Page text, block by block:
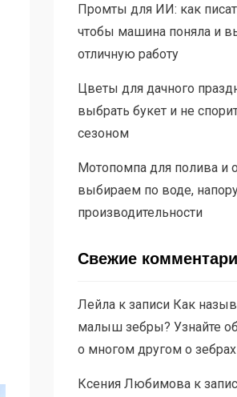
Промты для ИИ: как
чтобы машина поняла и
отличную работу
Цветы для дачного
выбрать букет и не
сезоном
Мотопомпа для полива и
выбираем по воде,
производительности
Свежие
Лейлак записи Как
малыш зебры? Узнайте
о многом другом о зебрах
Ксения Любимовак